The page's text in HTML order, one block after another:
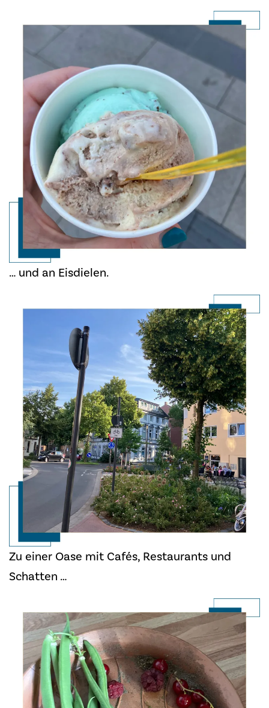
… und an Eisdielen.
Zu einer Oase mit Cafés, Restaurants und
Schatten …